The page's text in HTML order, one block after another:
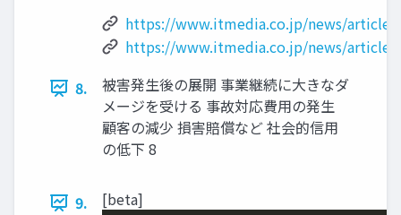
https://www.itmedia.co.jp/news/
https://www.itmedia.co.jp/news/
8.
被害発生後の展開 事業継続に大きなダ
メージを受ける 事故対応費用の発生
顧客の減少 損害賠償など 社会的信用
の低下 8
9. [beta]